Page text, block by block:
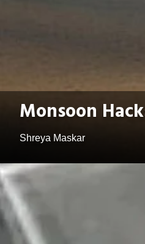
Monsoon
Shreya Maskar